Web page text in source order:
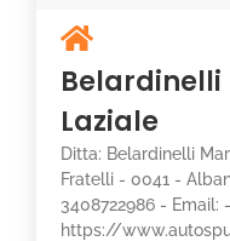
Belardinelli
Laziale
Ditta: Belardinelli
Fratelli - 0041 -
3408722986 - Email:
https://